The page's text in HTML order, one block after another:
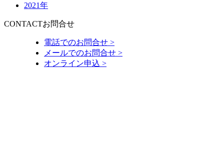
2021年
CONTACTお問合せ
電話でのお問合せ >
メールでのお問合せ >
オンライン申込 >